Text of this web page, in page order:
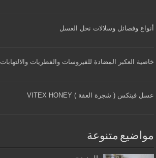
أنواع وفصائل وسلالات نحل العسل
خاصية العكبر المضادة للفيروسات والفطريات والالتهابات
عسل فيتكس ( شجرة العفة ) VITEX HONEY
مواضيع متنوعة